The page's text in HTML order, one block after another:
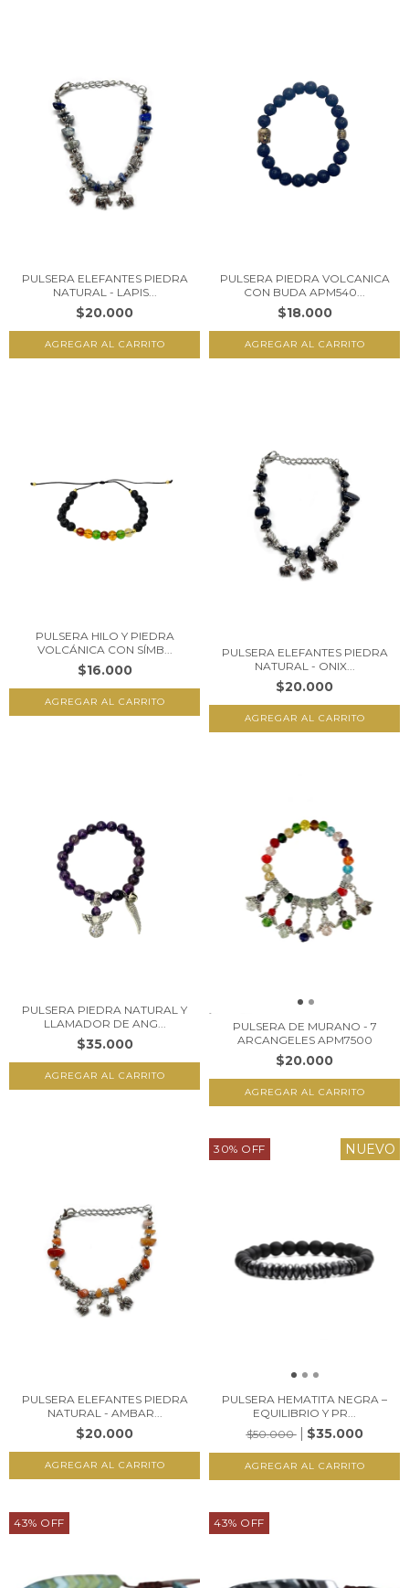
PULSERA ELEFANTES PIEDRA
NATURAL - LAPIS...
$20.000
PULSERA PIEDRA VOLCANICA
CON BUDA APM540...
$18.000
PULSERA HILO Y PIEDRA
VOLCÁNICA CON SÍMB...
$16.000
PULSERA ELEFANTES PIEDRA
NATURAL - ONIX...
$20.000
PULSERA PIEDRA NATURAL Y
LLAMADOR DE ANG...
$35.000
PULSERA DE MURANO - 7
ARCANGELES APM7500
$20.000
PULSERA ELEFANTES PIEDRA
NATURAL - AMBAR...
$20.000
30% OFF NUEVO
PULSERA HEMATITA NEGRA –
EQUILIBRIO Y PR...
$50.000
$35.000
43% OFF 43% OFF